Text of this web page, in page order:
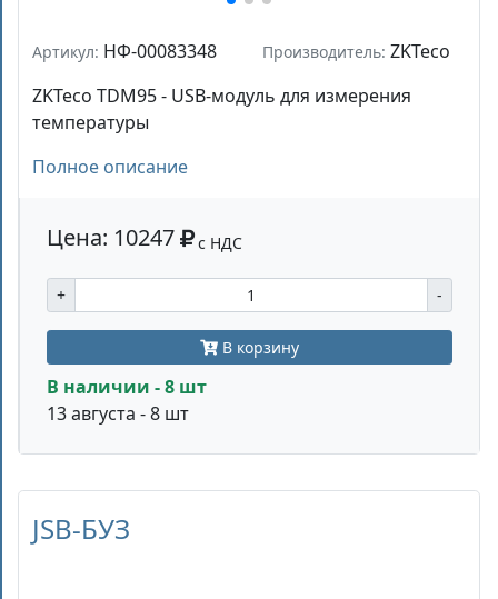
Артикул: НФ-00083348 Производитель: ZKTeco
ZKTeco TDM95 - USB-модуль для измерения
температуры
Полное описание
Цена: 10247 с НДС
+ -
В корзину
В наличии - 8 шт
13 августа - 8 шт
JSB-БУЗ